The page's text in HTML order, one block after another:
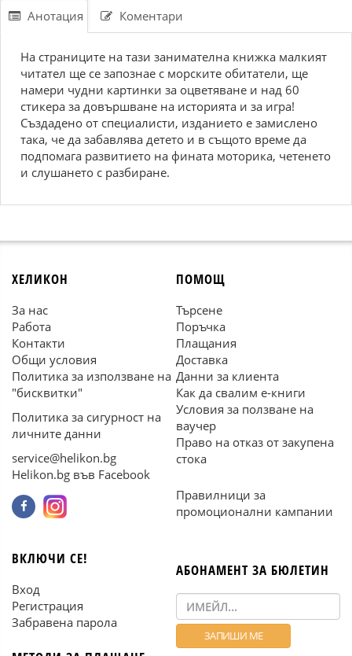
Анотация Коментари
На страниците на тази занимателна книжка малкият
читател ще се запознае с морските обитатели, ще
намери чудни картинки за оцветяване и над 60
стикера за довършване на историята и за игра!
Създадено от специалисти, изданието е замислено
така, че да забавлява детето и в същото време да
подпомага развитието на фината моторика, четенето
и слушането с разбиране.
ХЕЛИКОН
За нас
Работа
Контакти
Общи условия
Политика за използване на
"бисквитки"
Политика за сигурност на
личните данни
service@helikon.bg
Helikon.bg във Facebook
ПОМОЩ
Търсене
Поръчка
Плащания
Доставка
Данни за клиента
Как да свалим е-книги
Условия за ползване на
ваучер
Право на отказ от закупена
стока
Правилници за
промоционални кампании
ВКЛЮЧИ СЕ!
Вход
Регистрация
Забравена парола
АБОНАМЕНТ ЗА БЮЛЕТИН